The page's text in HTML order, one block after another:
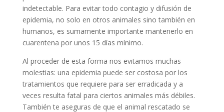
indetectable. Para evitar todo contagio y difusión de
epidemia, no solo en otros animales sino también en
humanos, es sumamente importante mantenerlo en
cuarentena por unos 15 días mínimo.
Al proceder de esta forma nos evitamos muchas
molestias: una epidemia puede ser costosa por los
tratamientos que requiere para ser erradicada y a
veces resulta fatal para ciertos animales más débiles.
También te aseguras de que el animal rescatado se